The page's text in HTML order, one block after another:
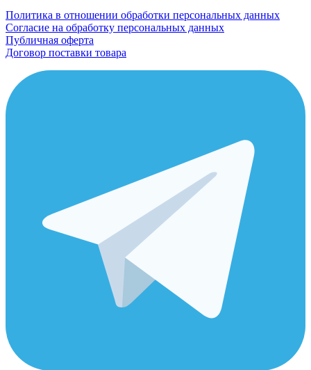
Политика в отношении обработки персональных данных
Согласие на обработку персональных данных
Публичная оферта
Договор поставки товара